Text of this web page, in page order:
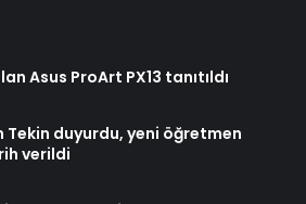
Asus ProArt PX13 tanıtıldı
Tekin duyurdu, yeni öğretmen
verildi